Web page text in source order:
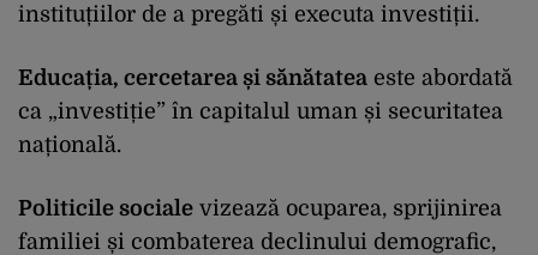
instituțiilor de a pregăti și executa investiții.
Educația, cercetarea și sănătatea este abordată
ca „investiție” în capitalul uman și securitatea
națională.
Politicile sociale vizează ocuparea, sprijinirea
familiei și combaterea declinului demografic,